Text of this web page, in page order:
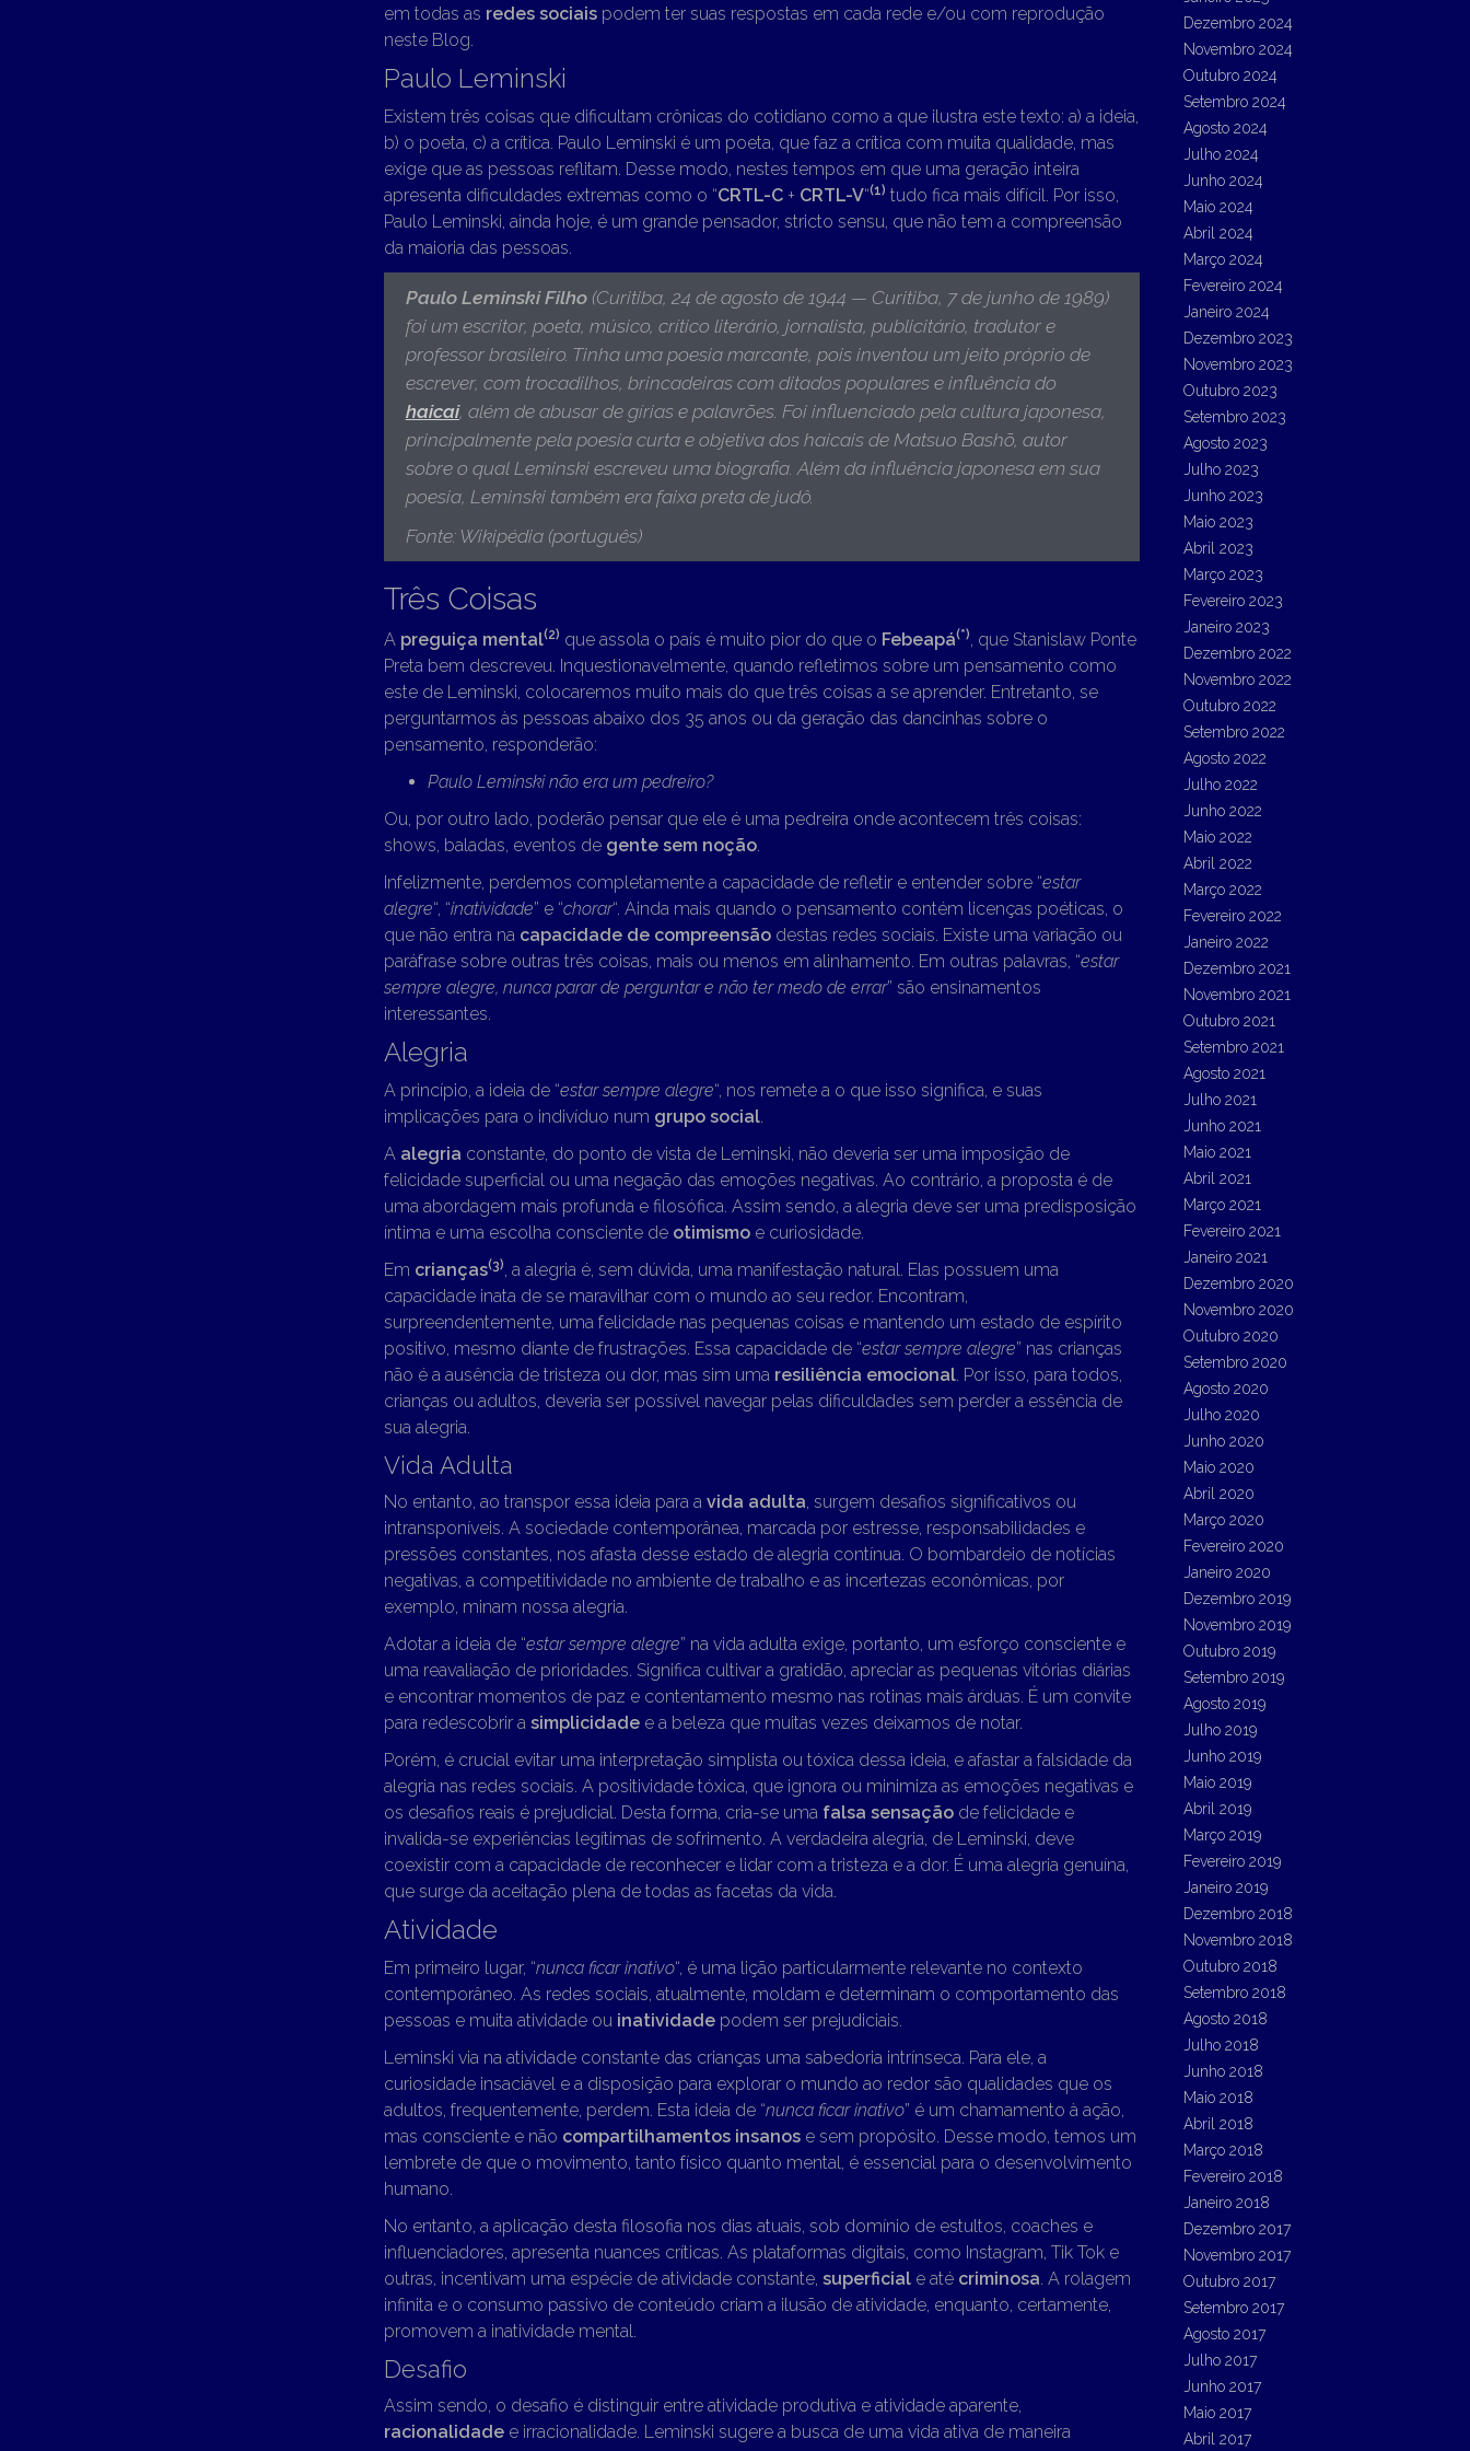
em todas as redes sociaispodem ter suas respostas em cada rede e/ou com reprodução
neste Blog.
Paulo Leminski
Existem três coisas que dificultam crônicas do cotidiano como a que ilustra este texto: a) a ideia,
b) o poeta, c) a crítica. Paulo Leminski é um poeta, que faz a crítica com muita qualidade, mas
exige que as pessoas reflitam. Desse modo, nestes tempos em que uma geração inteira
apresenta dificuldades extremas como o “CRTL-C+ CRTL-V“(1) tudo fica mais difícil. Por isso,
Paulo Leminski, ainda hoje, é um grande pensador, stricto sensu, que não tem a compreensão
da maioria das pessoas.
Paulo Leminski Filho(Curitiba, 24 de agosto de 1944 — Curitiba, 7 de junho de 1989)
foi um escritor, poeta, músico, crítico literário, jornalista, publicitário, tradutor e
professor brasileiro. Tinha uma poesia marcante, pois inventou um jeito próprio de
escrever, com trocadilhos, brincadeiras com ditados populares e influência do
haicai, além de abusar de gírias e palavrões. Foi influenciado pela cultura japonesa,
principalmente pela poesia curta e objetiva dos haicais de Matsuo Bashō, autor
sobre o qual Leminski escreveu uma biografia. Além da influência japonesa em sua
poesia, Leminski também era faixa preta de judô.
Fonte: Wikipédia (português)
Três Coisas
A preguiça mental(2) que assola o país é muito pior do que o Febeapá(*), que Stanislaw Ponte
Preta bem descreveu. Inquestionavelmente, quando refletimos sobre um pensamento como
este de Leminski, colocaremos muito mais do que três coisas a se aprender. Entretanto, se
perguntarmos às pessoas abaixo dos 35 anos ou da geração das dancinhas sobre o
pensamento, responderão:
Paulo Leminski não era um pedreiro?
Ou, por outro lado, poderão pensar que ele é uma pedreira onde acontecem três coisas:
shows, baladas, eventos de gente sem noção.
Infelizmente, perdemos completamente a capacidade de refletir e entender sobre “estar
alegre“, “inatividade” e “chorar“. Ainda mais quando o pensamento contém licenças poéticas, o
que não entra na capacidade de compreensãodestas redes sociais. Existe uma variação ou
paráfrase sobre outras três coisas, mais ou menos em alinhamento. Em outras palavras, “estar
sempre alegre, nunca parar de perguntar e não ter medo de errar” são ensinamentos
interessantes.
Alegria
A princípio, a ideia de “estar sempre alegre“, nos remete a o que isso significa, e suas
implicações para o indivíduo num grupo social.
A alegria constante, do ponto de vista de Leminski, não deveria ser uma imposição de
felicidade superficial ou uma negação das emoções negativas. Ao contrário, a proposta é de
uma abordagem mais profunda e filosófica. Assim sendo, a alegria deve ser uma predisposição
íntima e uma escolha consciente de otimismoe curiosidade.
Em crianças(3), a alegria é, sem dúvida, uma manifestação natural. Elas possuem uma
capacidade inata de se maravilhar com o mundo ao seu redor. Encontram,
surpreendentemente, uma felicidade nas pequenas coisas e mantendo um estado de espírito
positivo, mesmo diante de frustrações. Essa capacidade de “estar sempre alegre” nas crianças
não é a ausência de tristeza ou dor, mas sim uma resiliência emocional. Por isso, para todos,
crianças ou adultos, deveria ser possível navegar pelas dificuldades sem perder a essência de
sua alegria.
Vida Adulta
No entanto, ao transpor essa ideia para a vida adulta, surgem desafios significativos ou
intransponíveis. A sociedade contemporânea, marcada por estresse, responsabilidades e
pressões constantes, nos afasta desse estado de alegria contínua. O bombardeio de notícias
negativas, a competitividade no ambiente de trabalho e as incertezas econômicas, por
exemplo, minam nossa alegria.
Adotar a ideia de “estar sempre alegre” na vida adulta exige, portanto, um esforço consciente e
uma reavaliação de prioridades. Significa cultivar a gratidão, apreciar as pequenas vitórias diárias
e encontrar momentos de paz e contentamento mesmo nas rotinas mais árduas. É um convite
para redescobrir a simplicidadee a beleza que muitas vezes deixamos de notar.
Porém, é crucial evitar uma interpretação simplista ou tóxica dessa ideia, e afastar a falsidade da
alegria nas redes sociais. A positividade tóxica, que ignora ou minimiza as emoções negativas e
os desafios reais é prejudicial. Desta forma, cria-se uma falsa sensaçãode felicidade e
invalida-se experiências legítimas de sofrimento. A verdadeira alegria, de Leminski, deve
coexistir com a capacidade de reconhecer e lidar com a tristeza e a dor. É uma alegria genuína,
que surge da aceitação plena de todas as facetas da vida.
Atividade
Em primeiro lugar, “nunca ficar inativo“, é uma lição particularmente relevante no contexto
contemporâneo. As redes sociais, atualmente, moldam e determinam o comportamento das
pessoas e muita atividade ou inatividadepodem ser prejudiciais.
Leminski via na atividade constante das crianças uma sabedoria intrínseca. Para ele, a
curiosidade insaciável e a disposição para explorar o mundo ao redor são qualidades que os
adultos, frequentemente, perdem. Esta ideia de “nunca ficar inativo” é um chamamento à ação,
mas consciente e não compartilhamentos insanose sem propósito. Desse modo, temos um
lembrete de que o movimento, tanto físico quanto mental, é essencial para o desenvolvimento
humano.
No entanto, a aplicação desta filosofia nos dias atuais, sob domínio de estultos, coaches e
influenciadores, apresenta nuances críticas. As plataformas digitais, como Instagram, Tik Tok e
outras, incentivam uma espécie de atividade constante, superficiale até criminosa. A rolagem
infinita e o consumo passivo de conteúdo criam a ilusão de atividade, enquanto, certamente,
promovem a inatividade mental.
Desafio
Assim sendo, o desafio é distinguir entre atividade produtiva e atividade aparente,
racionalidadee irracionalidade. Leminski sugere a busca de uma vida ativa de maneira
Dezembro 2024
Novembro 2024
Outubro 2024
Setembro 2024
Agosto 2024
Julho 2024
Junho 2024
Maio 2024
Abril 2024
Março 2024
Fevereiro 2024
Janeiro 2024
Dezembro 2023
Novembro 2023
Outubro 2023
Setembro 2023
Agosto 2023
Julho 2023
Junho 2023
Maio 2023
Abril 2023
Março 2023
Fevereiro 2023
Janeiro 2023
Dezembro 2022
Novembro 2022
Outubro 2022
Setembro 2022
Agosto 2022
Julho 2022
Junho 2022
Maio 2022
Abril 2022
Março 2022
Fevereiro 2022
Janeiro 2022
Dezembro 2021
Novembro 2021
Outubro 2021
Setembro 2021
Agosto 2021
Julho 2021
Junho 2021
Maio 2021
Abril 2021
Março 2021
Fevereiro 2021
Janeiro 2021
Dezembro 2020
Novembro 2020
Outubro 2020
Setembro 2020
Agosto 2020
Julho 2020
Junho 2020
Maio 2020
Abril 2020
Março 2020
Fevereiro 2020
Janeiro 2020
Dezembro 2019
Novembro 2019
Outubro 2019
Setembro 2019
Agosto 2019
Julho 2019
Junho 2019
Maio 2019
Abril 2019
Março 2019
Fevereiro 2019
Janeiro 2019
Dezembro 2018
Novembro 2018
Outubro 2018
Setembro 2018
Agosto 2018
Julho 2018
Junho 2018
Maio 2018
Abril 2018
Março 2018
Fevereiro 2018
Janeiro 2018
Dezembro 2017
Novembro 2017
Outubro 2017
Setembro 2017
Agosto 2017
Julho 2017
Junho 2017
Maio 2017
Abril 2017